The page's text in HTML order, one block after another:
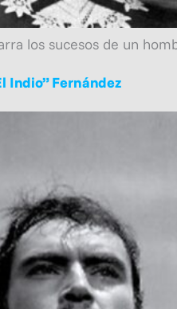
los sucesos de un
Indio” Fernández